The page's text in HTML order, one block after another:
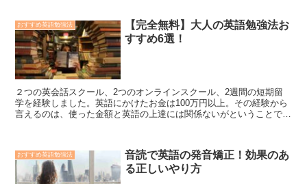
おすすめ英語勉強法
【完全無料】大人の英語勉強法お
すすめ6選！
２つの英会話スクール、2つのオンラインスクール、2週間の短期留
学を経験しました。英語にかけたお金は100万円以上。その経験から
言えるのは、使った金額と英語の上達には関係ないがということで
おすすめ英語勉強法
音読で英語の発音矯正！効果のあ
る正しいやり方